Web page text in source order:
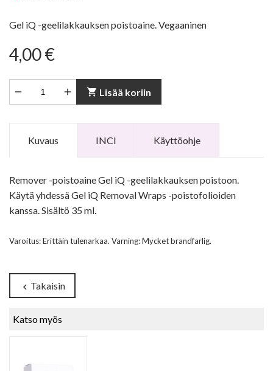
Gel iQ -geelilakkauksen poistoaine. Vegaaninen
4,00 €
  shopping_cart Lisää koriin
Kuvaus INCI Käyttöohje
Remover -poistoaine Gel iQ -geelilakkauksen poistoon.
Käytä yhdessä Gel iQ Removal Wraps -poistofolioiden
kanssa. Sisältö 35 ml.
Varoitus: Erittäin tulenarkaa. Varning: Mycket brandfarlig.
chevron_left Takaisin
Katso myös